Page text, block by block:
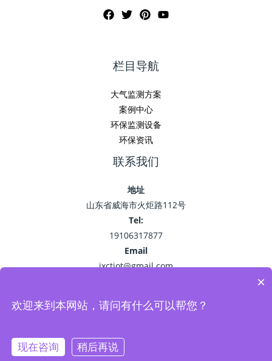
栏目导航
大气监测方案
案例中心
环保监测设备
环保资讯
联系我们
地址
山东省威海市火炬路112号
Tel:
19106317877
Email
jxctiot@gmail.com
Powered by 环保监测_空气污染监测_VOC油烟监测系统-精讯畅通
×
欢迎来到本网站，请问有什么可以帮您？
现在咨询 稍后再说